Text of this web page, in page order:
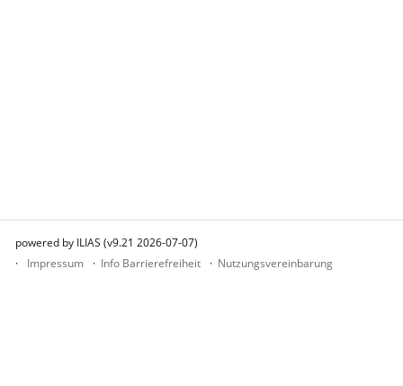
powered by ILIAS (v9.21 2026-07-07)
Impressum
Info Barrierefreiheit Nutzungsvereinbarung